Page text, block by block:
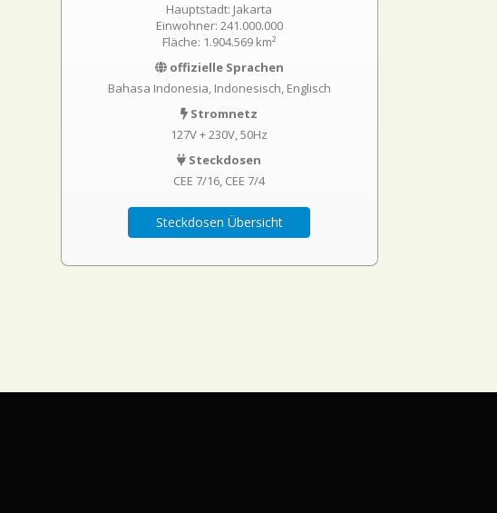
Hauptstadt: Jakarta
Einwohner: 241.000.000
Fläche: 1.904.569 km²
offizielle Sprachen
Bahasa Indonesia, Indonesisch, Englisch
Stromnetz
127V + 230V, 50Hz
Steckdosen
CEE 7/16 CEE 7/4
Steckdosen Übersicht